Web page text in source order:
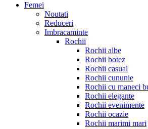
Femei
Noutati
Reduceri
Imbracaminte
Rochii
Rochii albe
Rochii botez
Rochii casual
Rochii cununie
Rochii cu maneci
Rochii elegante
Rochii evenimente
Rochii ocazie
Rochii marimi mari